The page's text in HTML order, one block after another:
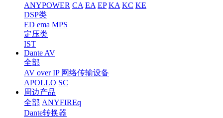
ANYPOWER CA EA EP KA KC KE
DSP类
ED ema MPS
定压类
IST
Dante AV
全部
AV over IP 网络传输设备
APOLLO SC
周边产品
全部 ANYFIREq
Dante转换器